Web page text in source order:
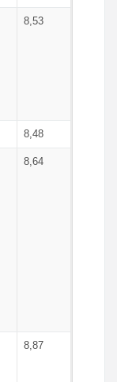
8,53
8,48
8,64
8,87